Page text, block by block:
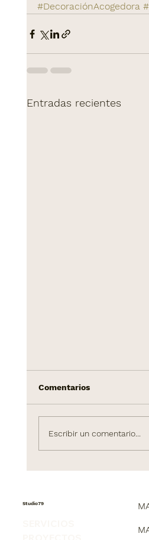
#DecoraciónAcogedora
Entradas recientes
Comentarios
Escribir un comentario...
Studio79